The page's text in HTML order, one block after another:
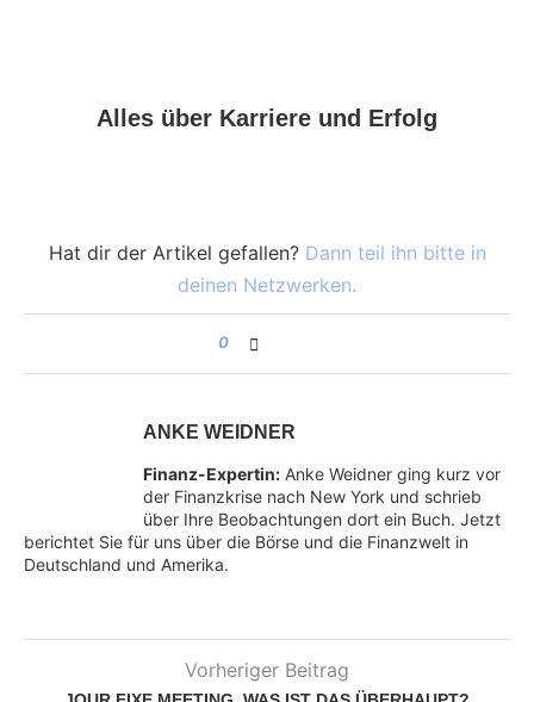
Alles über Karriere und Erfolg
Hat dir der Artikel gefallen? Dann teil ihn bitte in
deinen Netzwerken.
0
ANKE WEIDNER
Finanz-Expertin: Anke Weidner ging kurz vor
der Finanzkrise nach New York und schrieb
über Ihre Beobachtungen dort ein Buch. Jetzt
berichtet Sie für uns über die Börse und die Finanzwelt in
Deutschland und Amerika.
Vorheriger Beitrag